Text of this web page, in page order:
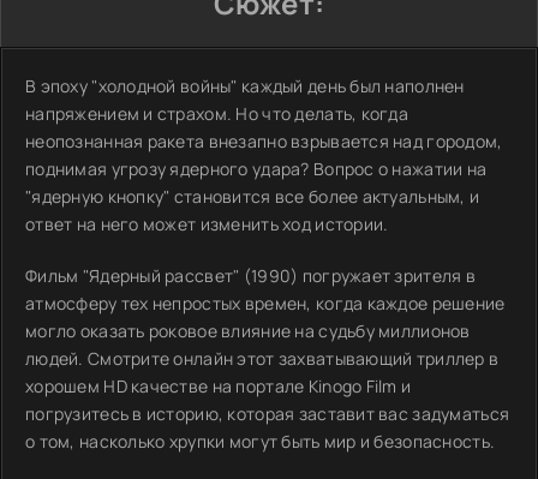
В эпоху "холодной войны" каждый день был наполнен
напряжением и страхом. Но что делать, когда
неопознанная ракета внезапно взрывается над городом,
поднимая угрозу ядерного удара? Вопрос о нажатии на
"ядерную кнопку" становится все более актуальным, и
ответ на него может изменить ход истории.
Фильм "Ядерный рассвет" (1990) погружает зрителя в
атмосферу тех непростых времен, когда каждое решение
могло оказать роковое влияние на судьбу миллионов
людей. Смотрите онлайн этот захватывающий триллер в
хорошем HD качестве на портале Kinogo Film и
погрузитесь в историю, которая заставит вас задуматься
о том, насколько хрупки могут быть мир и безопасность.